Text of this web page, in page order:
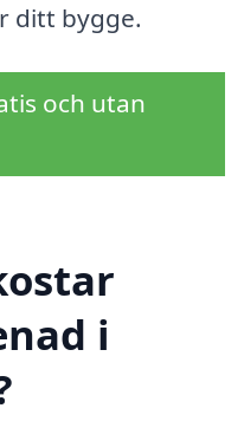
ditt bygge.
och utan
i